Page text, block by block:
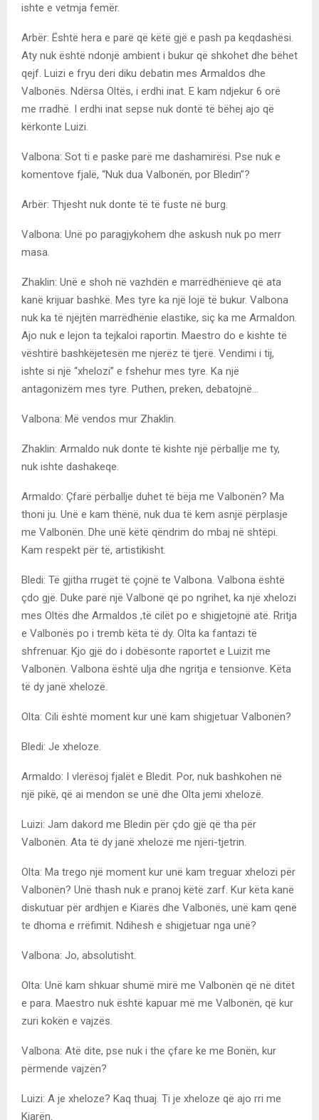
ishte e vetmja femër.
Arbër: Është hera e parë që këtë gjë e pash pa keqdashësi.
Aty nuk është ndonjë ambient i bukur që shkohet dhe bëhet
qejf. Luizi e fryu deri diku debatin mes Armaldos dhe
Valbonës. Ndërsa Oltës, i erdhi inat. E kam ndjekur 6 orë
me rradhë. I erdhi inat sepse nuk dontë të bëhej ajo që
kërkonte Luizi.
Valbona: Sot ti e paske parë me dashamirësi. Pse nuk e
komentove fjalë, “Nuk dua Valbonën, por Bledin”?
Arbër: Thjesht nuk donte të të fuste në burg.
Valbona: Unë po paragjykohem dhe askush nuk po merr
masa.
Zhaklin: Unë e shoh në vazhdën e marrëdhënieve që ata
kanë krijuar bashkë. Mes tyre ka një lojë të bukur. Valbona
nuk ka të njëjtën marrëdhënie elastike, siç ka me Armaldon.
Ajo nuk e lejon ta tejkaloi raportin. Maestro do e kishte të
vështirë bashkëjetesën me njerëz të tjerë. Vendimi i tij,
ishte si një “xhelozi” e fshehur mes tyre. Ka një
antagonizëm mes tyre. Puthen, preken, debatojnë…
Valbona: Më vendos mur Zhaklin.
Zhaklin: Armaldo nuk donte të kishte një përballje me ty,
nuk ishte dashakeqe.
Armaldo: Çfarë përballje duhet të bëja me Valbonën? Ma
thoni ju. Unë e kam thënë, nuk dua të kem asnjë përplasje
me Valbonën. Dhe unë këtë qëndrim do mbaj në shtëpi.
Kam respekt për të, artistikisht.
Bledi: Të gjitha rrugët të çojnë te Valbona. Valbona është
çdo gjë. Duke parë një Valbonë që po ngrihet, ka një xhelozi
mes Oltës dhe Armaldos ,të cilët po e shigjetojnë atë. Rritja
e Valbonës po i tremb këta të dy. Olta ka fantazi të
shfrenuar. Kjo gjë do i dobësonte raportet e Luizit me
Valbonën. Valbona është ulja dhe ngritja e tensionve. Këta
të dy janë xhelozë.
Olta: Cili është moment kur unë kam shigjetuar Valbonën?
Bledi: Je xheloze.
Armaldo: I vlerësoj fjalët e Bledit. Por, nuk bashkohen në
një pikë, që ai mendon se unë dhe Olta jemi xhelozë.
Luizi: Jam dakord me Bledin për çdo gjë që tha për
Valbonën. Ata të dy janë xhelozë me njëri-tjetrin.
Olta: Ma trego një moment kur unë kam treguar xhelozi për
Valbonën? Unë thash nuk e pranoj këtë zarf. Kur këta kanë
diskutuar për ardhjen e Kiarës dhe Valbonës, unë kam qenë
te dhoma e rrëfimit. Ndihesh e shigjetuar nga unë?
Valbona: Jo, absolutisht.
Olta: Unë kam shkuar shumë mirë me Valbonën që në ditët
e para. Maestro nuk është kapuar më me Valbonën, që kur
zuri kokën e vajzës.
Valbona: Atë dite, pse nuk i the çfare ke me Bonën, kur
përmende vajzën?
Luizi: A je xheloze? Kaq thuaj. Ti je xheloze që ajo rri me
Kiarën.